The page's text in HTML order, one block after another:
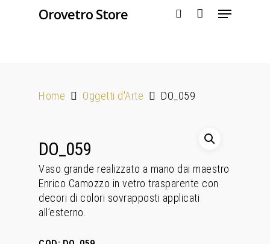
Orovetro Store
Home Oggetti d'Arte DO_059
DO_059
Vaso grande realizzato a mano dai maestro
Enrico Camozzo in vetro trasparente con
decori di colori sovrapposti applicati
all’esterno.